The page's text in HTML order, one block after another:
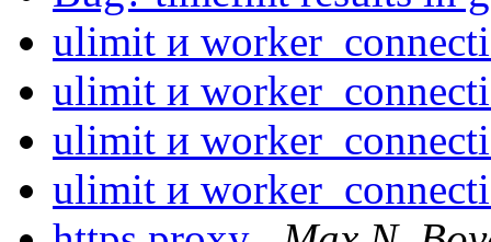
ulimit и
ulimit и
ulimit и
ulimit и